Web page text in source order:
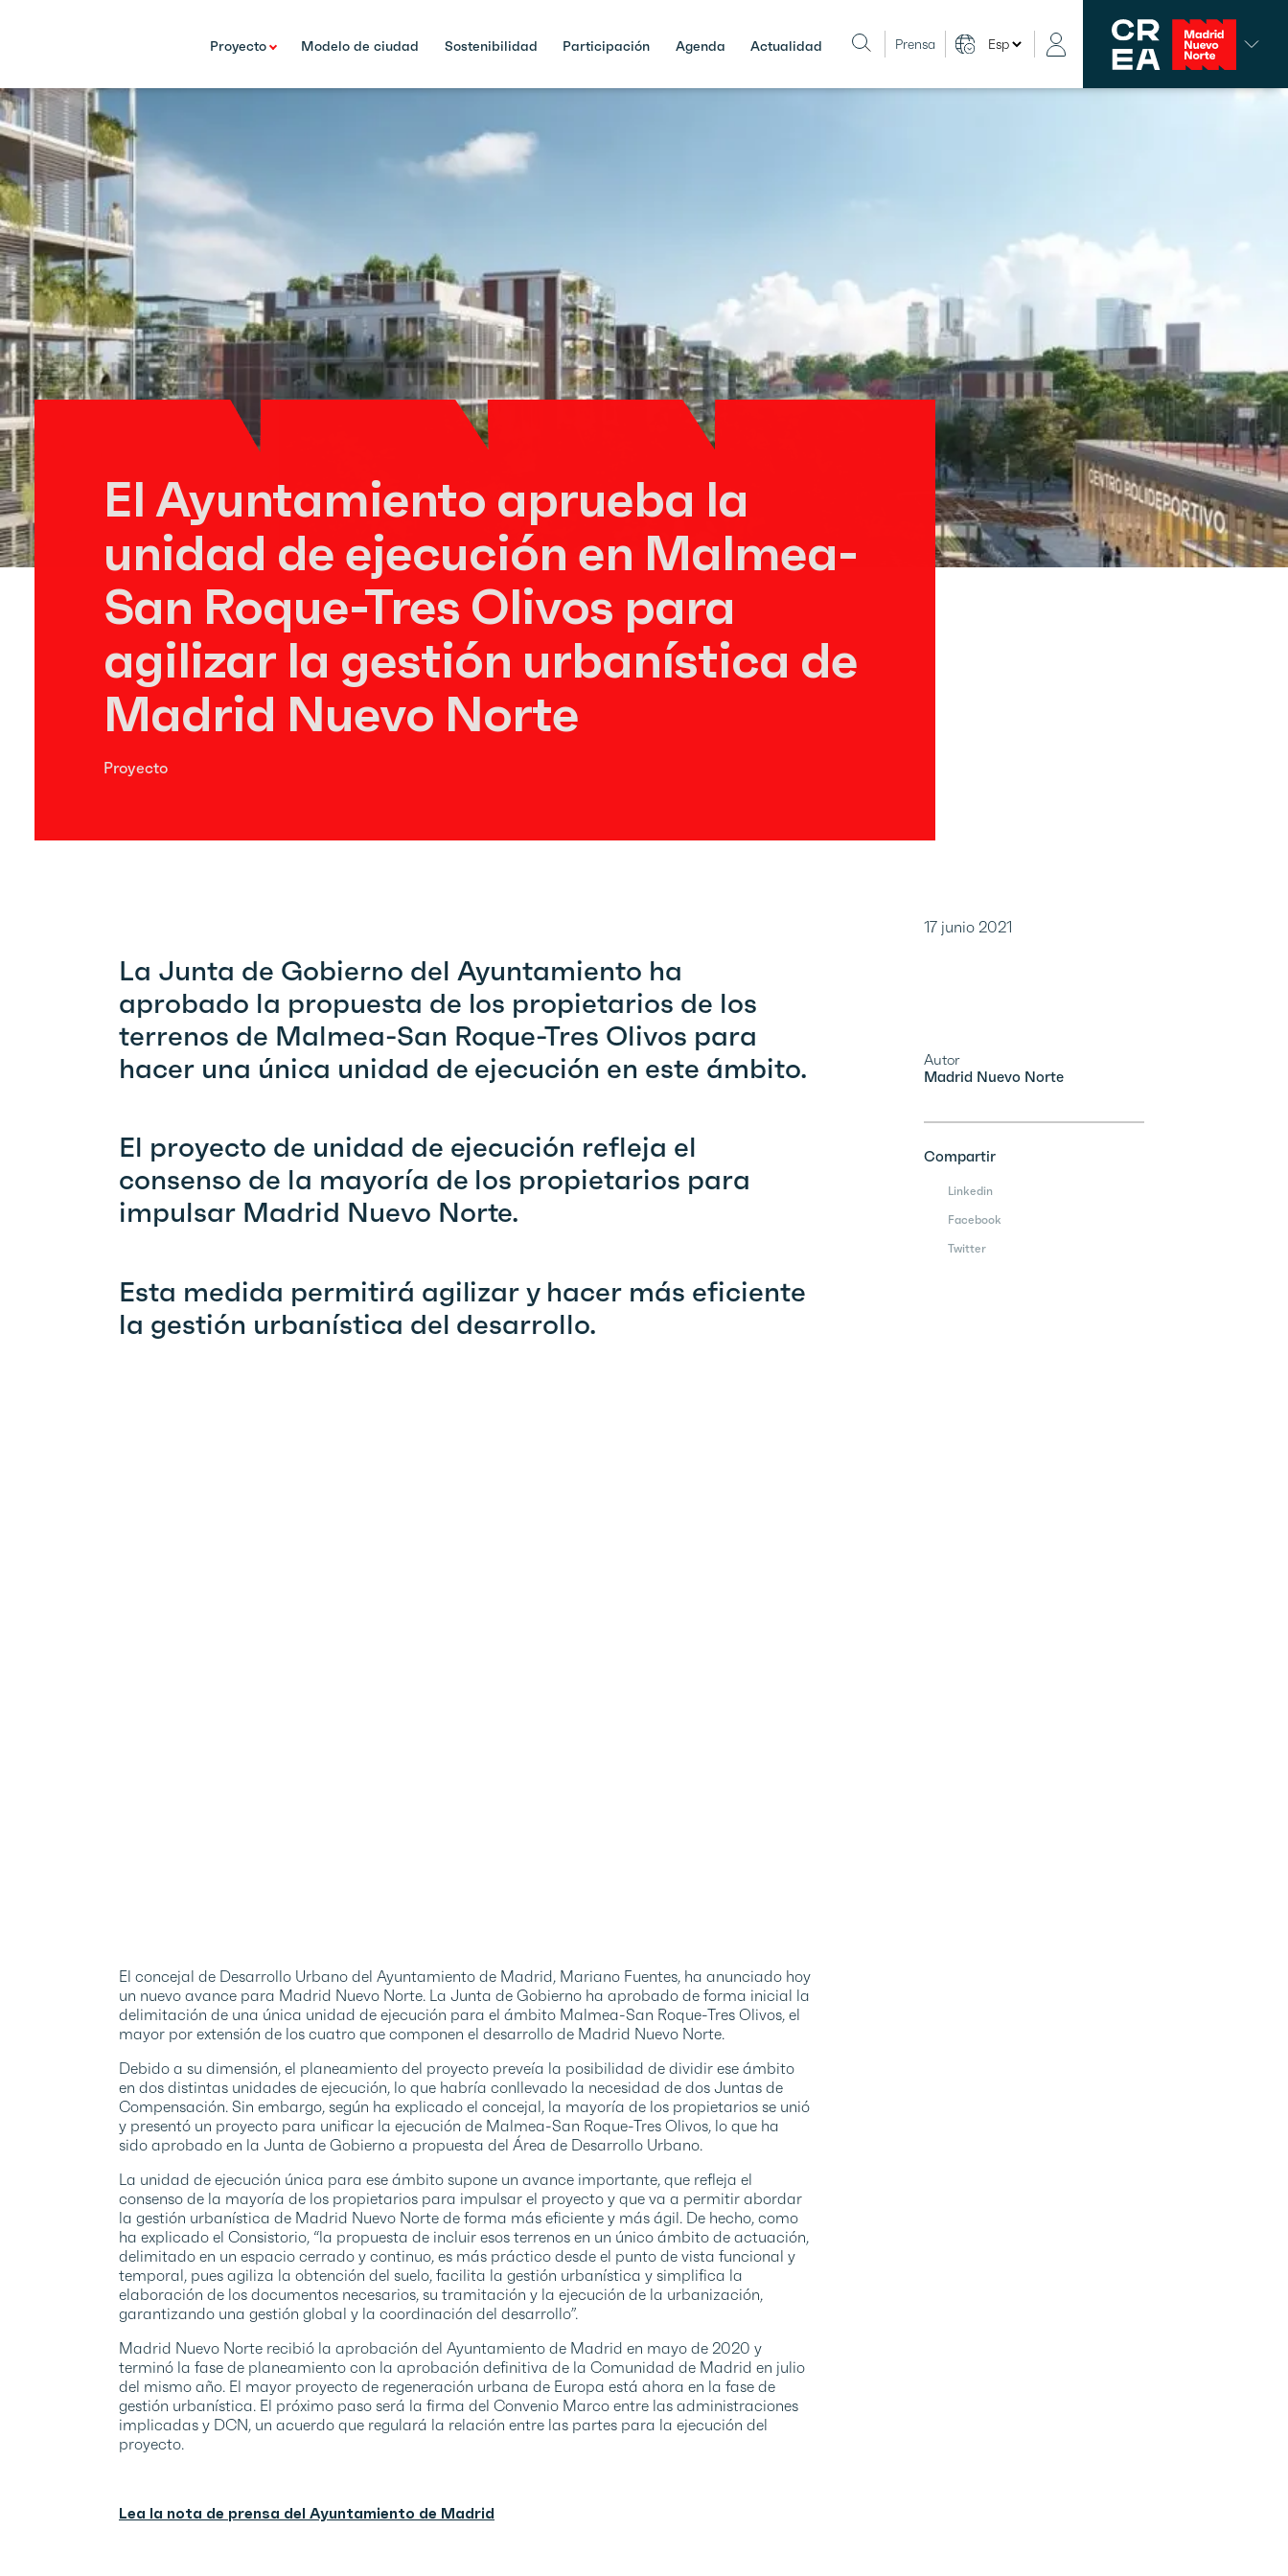
Proyecto Modelo de ciudad Sostenibilidad Participación Agenda Actualidad Prensa
El Ayuntamiento aprueba la
unidad de ejecución en Malmea-
San Roque-Tres Olivos para
agilizar la gestión urbanística de
Madrid Nuevo Norte
Proyecto
La Junta de Gobierno del Ayuntamiento ha
aprobado la propuesta de los propietarios de los
terrenos de Malmea-San Roque-Tres Olivos para
hacer una única unidad de ejecución en este ámbito.
El proyecto de unidad de ejecución refleja el
consenso de la mayoría de los propietarios para
impulsar Madrid Nuevo Norte.
Esta medida permitirá agilizar y hacer más eficiente
la gestión urbanística del desarrollo.
El concejal de Desarrollo Urbano del Ayuntamiento de Madrid, Mariano Fuentes, ha anunciado hoy
un nuevo avance para Madrid Nuevo Norte. La Junta de Gobierno ha aprobado de forma inicial la
delimitación de una única unidad de ejecución para el ámbito Malmea-San Roque-Tres Olivos, el
mayor por extensión de los cuatro que componen el desarrollo de Madrid Nuevo Norte.
Debido a su dimensión, el planeamiento del proyecto preveía la posibilidad de dividir ese ámbito
en dos distintas unidades de ejecución, lo que habría conllevado la necesidad de dos Juntas de
Compensación. Sin embargo, según ha explicado el concejal, la mayoría de los propietarios se unió
y presentó un proyecto para unificar la ejecución de Malmea-San Roque-Tres Olivos, lo que ha
sido aprobado en la Junta de Gobierno a propuesta del Área de Desarrollo Urbano.
La unidad de ejecución única para ese ámbito supone un avance importante, que refleja el
consenso de la mayoría de los propietarios para impulsar el proyecto y que va a permitir abordar
la gestión urbanística de Madrid Nuevo Norte de forma más eficiente y más ágil. De hecho, como
ha explicado el Consistorio, “la propuesta de incluir esos terrenos en un único ámbito de actuación,
delimitado en un espacio cerrado y continuo, es más práctico desde el punto de vista funcional y
temporal, pues agiliza la obtención del suelo, facilita la gestión urbanística y simplifica la
elaboración de los documentos necesarios, su tramitación y la ejecución de la urbanización,
garantizando una gestión global y la coordinación del desarrollo”.
Madrid Nuevo Norte recibió la aprobación del Ayuntamiento de Madrid en mayo de 2020 y
terminó la fase de planeamiento con la aprobación definitiva de la Comunidad de Madrid en julio
del mismo año. El mayor proyecto de regeneración urbana de Europa está ahora en la fase de
gestión urbanística. El próximo paso será la firma del Convenio Marco entre las administraciones
implicadas y DCN, un acuerdo que regulará la relación entre las partes para la ejecución del
proyecto.
Lea la nota de prensa del Ayuntamiento de Madrid
17 junio 2021
Autor
Madrid Nuevo Norte
Compartir
Linkedin
Facebook
Twitter